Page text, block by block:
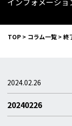
TOP > コラム一覧> 終
2024.02.26
20240226